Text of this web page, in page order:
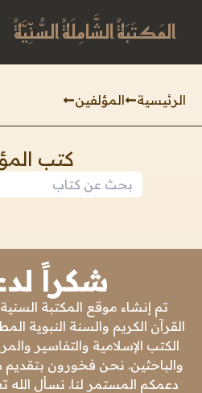
المَكتَبَةُ الشَّامِلَةُ السُّنِّيَّةُ
الرئيسية المؤلفين
كتب
شكراً
تم إنشاء موقع المكتبة
القرآن الكريم والسنة النبوية
الكتب الإسلامية والتفاسير
والباحثين. نحن فخورون بتقديم
دعمكم المستمر لنا. نسأل الله